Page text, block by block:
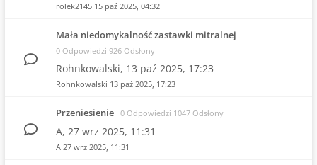
rolek2145 15 paź 2025, 04:32
Mała niedomykalność zastawki mitralnej
0 Odpowiedzi 926 Odsłony
Rohnkowalski, 13 paź 2025, 17:23
Rohnkowalski 13 paź 2025, 17:23
Przeniesienie 0 Odpowiedzi 1047 Odsłony
A, 27 wrz 2025, 11:31
A 27 wrz 2025, 11:31